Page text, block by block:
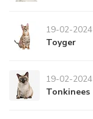
19-02-2024
Toyger
19-02-2024
Tonkinees